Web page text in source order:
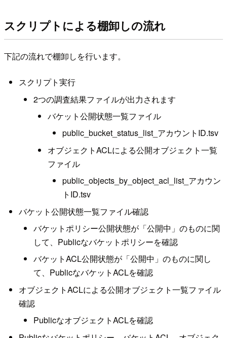
スクリプトによる棚卸しの流れ
下記の流れで棚卸しを行います。
スクリプト実行
2つの調査結果ファイルが出力されます
バケット公開状態一覧ファイル
public_bucket_status_list_アカウントID.tsv
オブジェクトACLによる公開オブジェクト一覧
ファイル
public_objects_by_object_acl_list_アカウン
トID.tsv
バケット公開状態一覧ファイル確認
バケットポリシー公開状態が「公開中」のものに関
して、Publicなバケットポリシーを確認
バケットACL公開状態が「公開中」のものに関し
て、PublicなバケットACLを確認
オブジェクトACLによる公開オブジェクト一覧ファイル
確認
PublicなオブジェクトACLを確認